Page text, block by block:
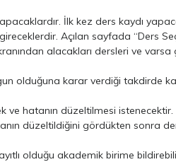
İlk kez ders kaydı
Açılan sayfada “Ders
alacakları dersleri ve varsa
olduğuna karar verdiği takdirde
ve hatanın düzeltilmesi
düzeltildiğini gördükten sonra
olduğu akademik birime